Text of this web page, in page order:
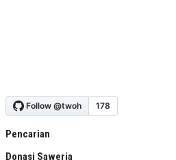
Pencarian
Donasi Saweria